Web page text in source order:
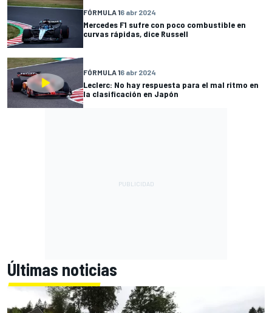
FÓRMULA 16 abr 2024
Mercedes F1 sufre con poco combustible en
curvas rápidas, dice Russell
FÓRMULA 16 abr 2024
Leclerc: No hay respuesta para el mal ritmo en
la clasificación en Japón
Últimas noticias